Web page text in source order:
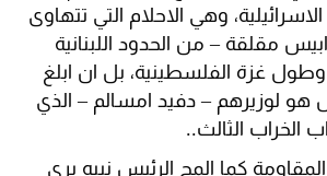
وهي الاحلام التي تتهاوى
مقلقة – من الحدود اللبنانية
غزة الفلسطينية، بل ان ابلغ
لوزيرهم – دفيد امسالم – الذي
الخراب الثالث..
كما المح الرئيس نبيه بري